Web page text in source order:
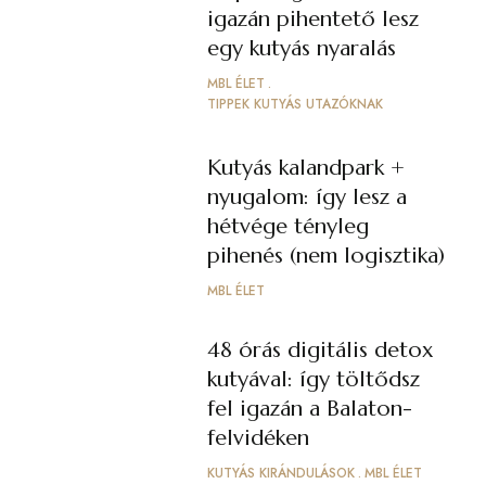
igazán pihentető lesz
egy kutyás nyaralás
MBL ÉLET
TIPPEK KUTYÁS UTAZÓKNAK
Kutyás kalandpark +
nyugalom: így lesz a
hétvége tényleg
pihenés (nem logisztika)
MBL ÉLET
48 órás digitális detox
kutyával: így töltődsz
fel igazán a Balaton-
felvidéken
KUTYÁS KIRÁNDULÁSOK MBL ÉLET